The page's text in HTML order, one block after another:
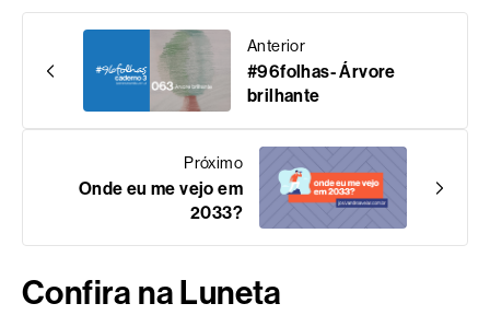
Anterior
#96folhas- Árvore
brilhante
Próximo
Onde eu me vejo em
2033?
Confira na Luneta